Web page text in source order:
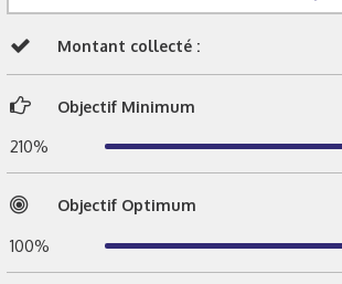
Montant collecté :
Objectif Minimum
210%
Objectif Optimum
100%